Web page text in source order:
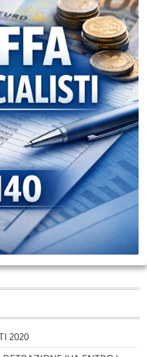
2020